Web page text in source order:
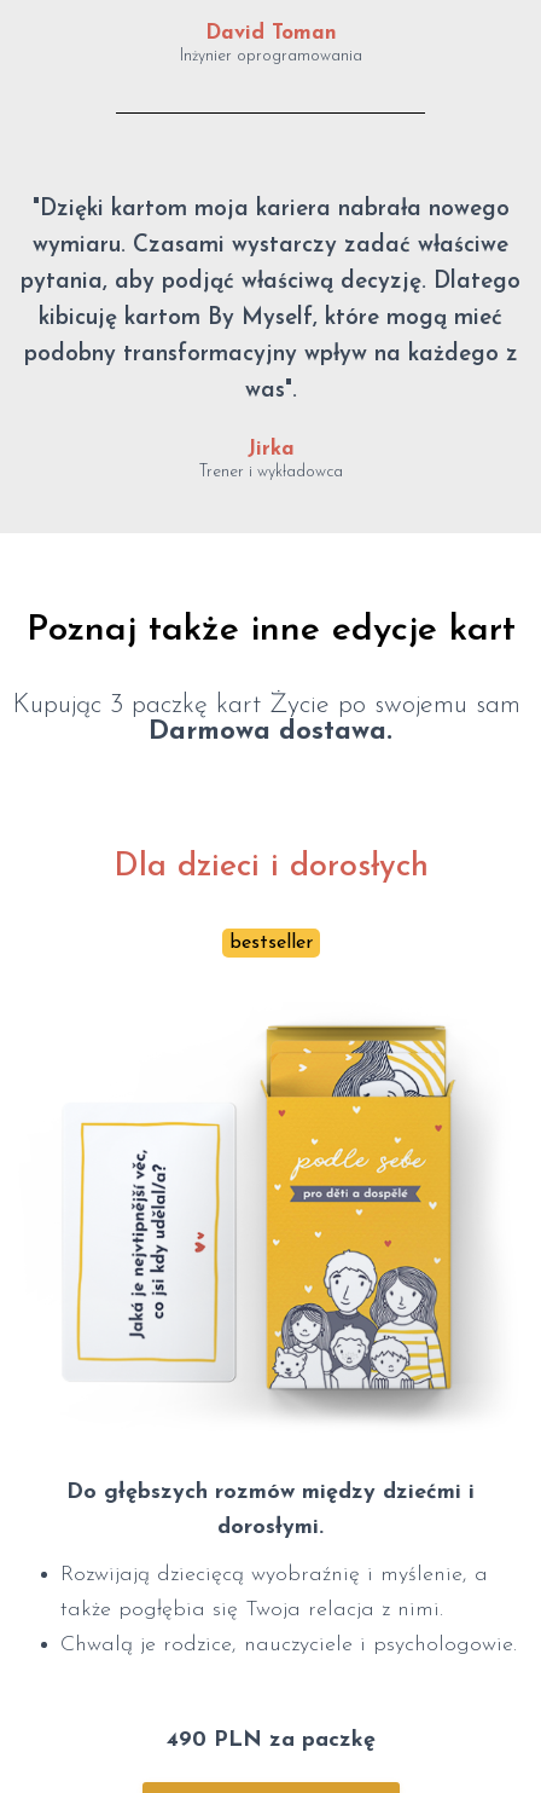
David Toman
Inżynier oprogramowania
"Dzięki kartom moja kariera nabrała nowego
wymiaru. Czasami wystarczy zadać właściwe
pytania, aby podjąć właściwą decyzję. Dlatego
kibicuję kartom By Myself, które mogą mieć
podobny transformacyjny wpływ na każdego z
was".
Jirka
Trener i wykładowca
Poznaj także inne edycje kart
Kupując 3 paczkę kart Życie po swojemu sam
Darmowa dostawa.
Dla dzieci i dorosłych
bestseller
Do głębszych rozmów między dziećmi i
dorosłymi.
Rozwijają dziecięcą wyobraźnię i myślenie, a
także pogłębia się Twoja relacja z nimi.
Chwalą je rodzice, nauczyciele i psychologowie.
490 PLN za paczkę